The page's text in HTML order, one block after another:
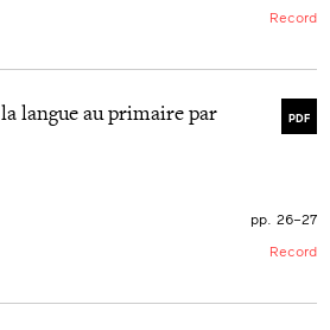
Record
PDF
langue au primaire par
pp. 26–27
Record